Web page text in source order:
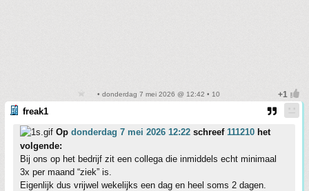
• donderdag 7 mei 2026 @ 12:42 • 10
freak1
Op donderdag 7 mei 2026 12:22 schreef 111210 het
volgende:
Bij ons op het bedrijf zit een collega die inmiddels echt minimaal
3x per maand “ziek” is.
Eigenlijk dus vrijwel wekelijks een dag en heel soms 2 dagen.